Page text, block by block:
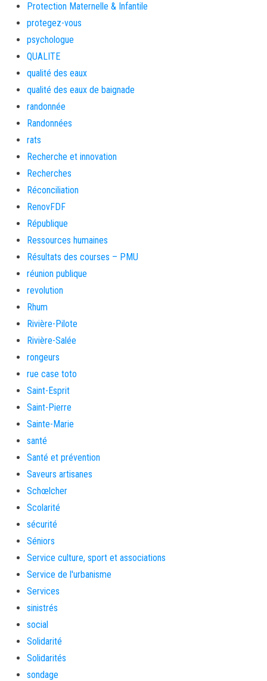
Protection Maternelle & Infantile
protegez-vous
psychologue
QUALITE
qualité des eaux
qualité des eaux de baignade
randonnée
Randonnées
rats
Recherche et innovation
Recherches
Réconciliation
RenovFDF
République
Ressources humaines
Résultats des courses – PMU
réunion publique
revolution
Rhum
Rivière-Pilote
Rivière-Salée
rongeurs
rue case toto
Saint-Esprit
Saint-Pierre
Sainte-Marie
santé
Santé et prévention
Saveurs artisanes
Schœlcher
Scolarité
sécurité
Séniors
Service culture, sport et associations
Service de l'urbanisme
Services
sinistrés
social
Solidarité
Solidarités
sondage